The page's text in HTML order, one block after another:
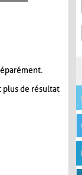
de résultat